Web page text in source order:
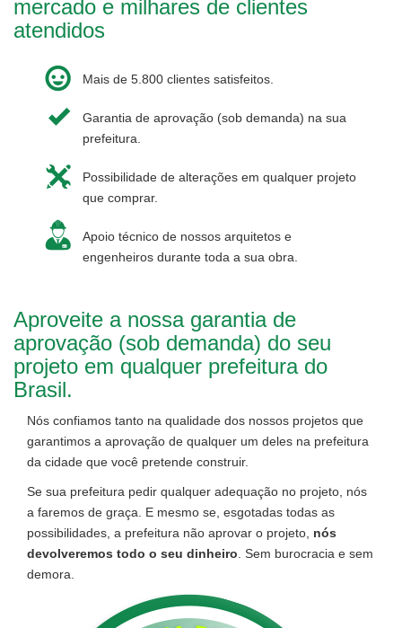
mercado e milhares de clientes
atendidos
Mais de 5.800 clientes satisfeitos.
Garantia de aprovação (sob demanda) na sua
prefeitura.
Possibilidade de alterações em qualquer projeto
que comprar.
Apoio técnico de nossos arquitetos e
engenheiros durante toda a sua obra.
Aproveite a nossa garantia de
aprovação (sob demanda) do seu
projeto em qualquer prefeitura do
Brasil.
Nós confiamos tanto na qualidade dos nossos projetos que
garantimos a aprovação de qualquer um deles na prefeitura
da cidade que você pretende construir.
Se sua prefeitura pedir qualquer adequação no projeto, nós
a faremos de graça. E mesmo se, esgotadas todas as
possibilidades, a prefeitura não aprovar o projeto, nós
devolveremos todo o seu dinheiro . Sem burocracia e sem
demora.